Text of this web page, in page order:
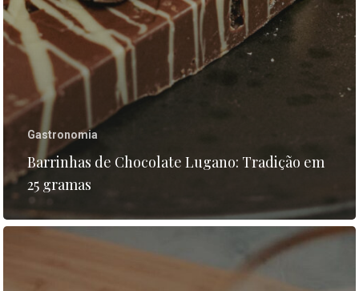
Gastronomia
Barrinhas de Chocolate Lugano: Tradição em
25 gramas